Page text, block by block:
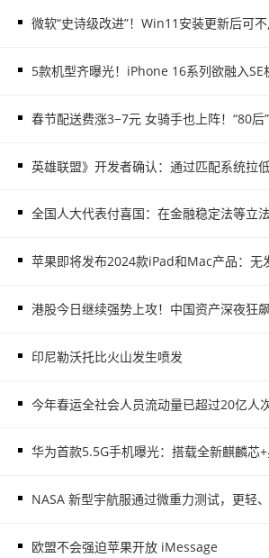
微软“史诗级改进”！Win11安装更新后可
5款机型齐曝光！iPhone 16系列欲融入
春节配送费涨3−7元 女骑手也上阵！“80后
英雄联盟》开发者确认：通过匹配系统拉
全国人大代表付喜国：在金融稳定法等立
苹果即将发布2024款iPad和Mac产品：无
港股今日继续强势上攻！中国资产深夜狂
印尼勒沃托比火山发生喷发
今年春运全社会人员流动量已超过20亿人
华为首款5.5G手机曝光：搭载全新麒麟芯
NASA 新型宇航服通过微重力测试，更轻
欧盟不会强迫苹果开放 iMessage